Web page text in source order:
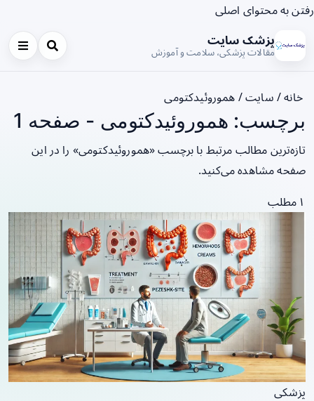
رفتن به محتوای اصلی
پزشک سایت
مقالات پزشکی، سلامت و آموزش
خانه/ سایت/ هموروئیدکتومی
برچسب: هموروئیدکتومی - صفحه 1
تازه‌ترین مطالب مرتبط با برچسب «هموروئیدکتومی» را در این
صفحه مشاهده می‌کنید.
۱ مطلب
پزشکی